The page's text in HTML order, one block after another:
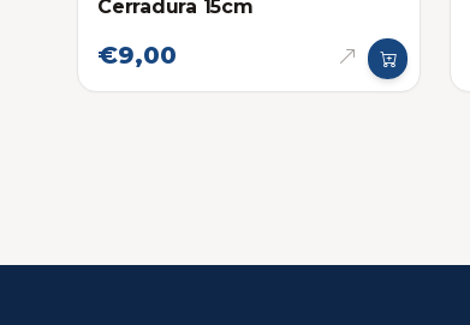
Cerradura 15cm
€9,00